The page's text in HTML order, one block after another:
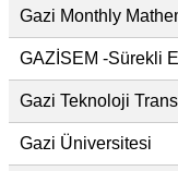
Gazi Monthly
GAZİSEM -Sürekli
Gazi Teknoloji
Gazi Üniversitesi